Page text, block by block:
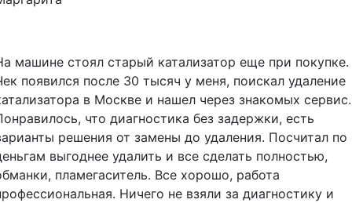
машине стоял старый катализатор еще при покупке.
появился после 30 тысяч у меня, поискал удаление
в Москве и нашел через знакомых сервис.
что диагностика без задержки, есть
решения от замены до удаления. Посчитал по
выгоднее удалить и все сделать полностью,
пламегаситель. Все хорошо, работа
Ничего не взяли за диагностику и